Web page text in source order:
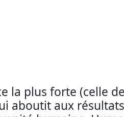
la plus forte (celle
aboutit aux